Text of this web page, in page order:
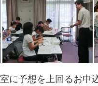
に予想を上回るお申